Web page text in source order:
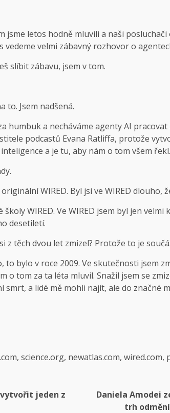
jsme letos hodně mluvili a naši
velmi zábavný rozhovor o
slíbit zábavu, jsem v tom.
to. Jsem nadšená.
humbuk a necháváme agenty AI
podcastů Evana Ratliffa, protože
a je tu, aby nám o tom všem
WIRED. Byl jsi ve WIRED dlouho,
školy WIRED. Ve WIRED jsem byl jen
desetiletí.
z těch dvou let zmizel? Protože to je
to bylo v roce 2009. Ve skutečnosti jsem
o tom za ta léta mluvil. Snažil jsem se
smrt, a lidé mě mohli najít, ale do značné
science.org, newatlas.com, wired.com,
vytvořit jeden z
Daniela Amodei
trh